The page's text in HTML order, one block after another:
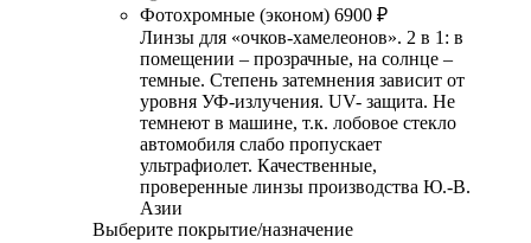
Фотохромные (эконом) 6900 ₽
Линзы для «очков-хамелеонов». 2 в 1: в
помещении – прозрачные, на солнце –
темные. Степень затемнения зависит от
уровня УФ-излучения. UV- защита. Не
темнеют в машине, т.к. лобовое стекло
автомобиля слабо пропускает
ультрафиолет. Качественные,
проверенные линзы производства Ю.-В.
Азии
Выберите покрытие/назначение